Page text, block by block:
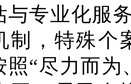
与专业化服
制，特殊个
照“尽力而